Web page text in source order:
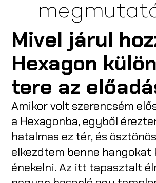
Mivel járul
Hexagon
tere az
Amikor volt szerencsém
a Hexagonba, egyből
hatalmas ez tér, és
elkezdtem benne hangokat
énekelni. Az itt tapasztalt